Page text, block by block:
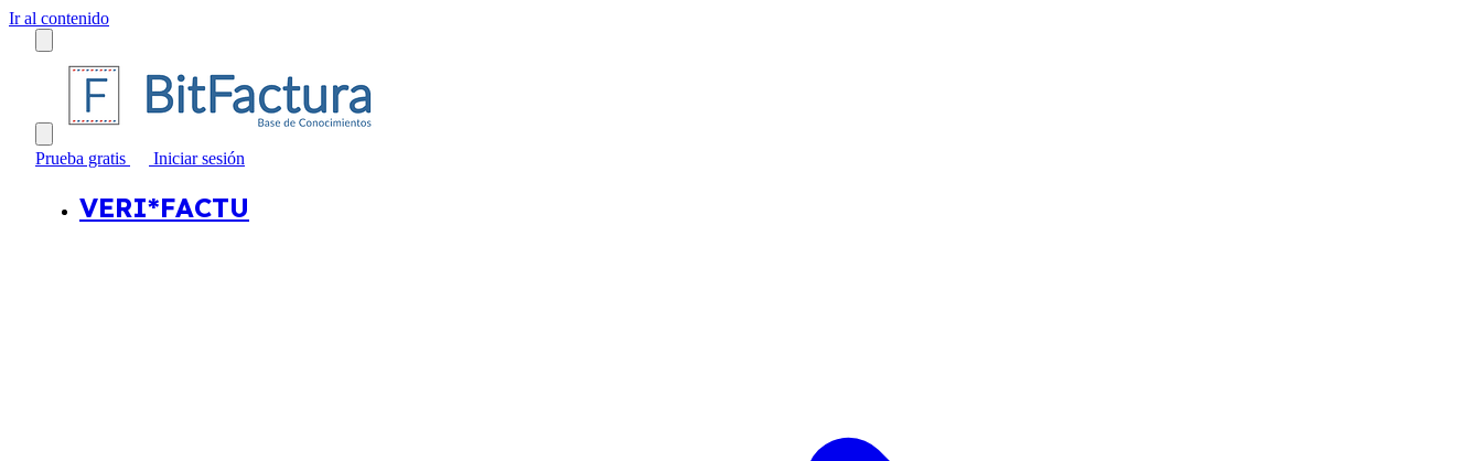
Ir al contenido
Prueba gratis Iniciar sesión
VERI*FACTU